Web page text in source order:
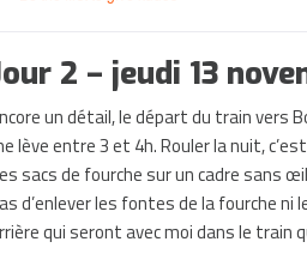
2 – jeudi 13
un détail, le départ du train vers
lève entre 3 et 4h. Rouler la nuit,
sacs de fourche sur un cadre sans
d’enlever les fontes de la fourche ni
qui seront avec moi dans le train